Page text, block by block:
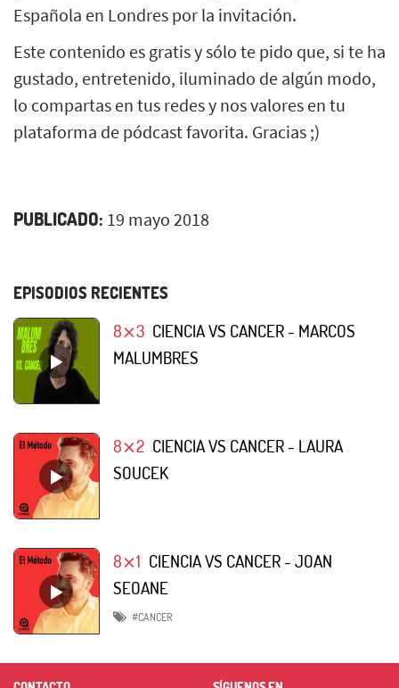
Española en Londres por la invitación.
Este contenido es gratis y sólo te pido que, si te ha
gustado, entretenido, iluminado de algún modo,
lo compartas en tus redes y nos valores en tu
plataforma de pódcast favorita. Gracias ;)
PUBLICADO: 19 mayo 2018
EPISODIOS RECIENTES
8⨯3 CIENCIA VS CANCER - MARCOS
MALUMBRES
8⨯2 CIENCIA VS CANCER - LAURA
SOUCEK
8⨯1 CIENCIA VS CANCER - JOAN
SEOANE
#CANCER